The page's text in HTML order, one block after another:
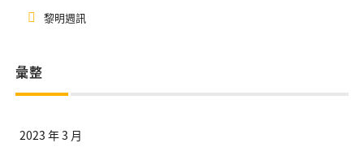
黎明週訊
彙整
2023 年 3 月